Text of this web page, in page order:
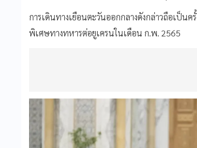
การเดินทางเยือนตะวันออกกลางดังกล่าวถือเป็
พิเศษทางทหารต่อยูเครนในเดือน ก.พ. 2565